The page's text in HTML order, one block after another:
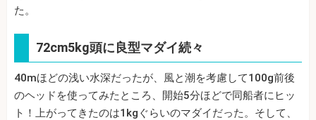
た。
72cm5kg頭に良型マダイ続々
40mほどの浅い水深だったが、風と潮を考慮して100g前後
のヘッドを使ってみたところ、開始5分ほどで同船者にヒッ
ト！上がってきたのは1kgぐらいのマダイだった。そして、